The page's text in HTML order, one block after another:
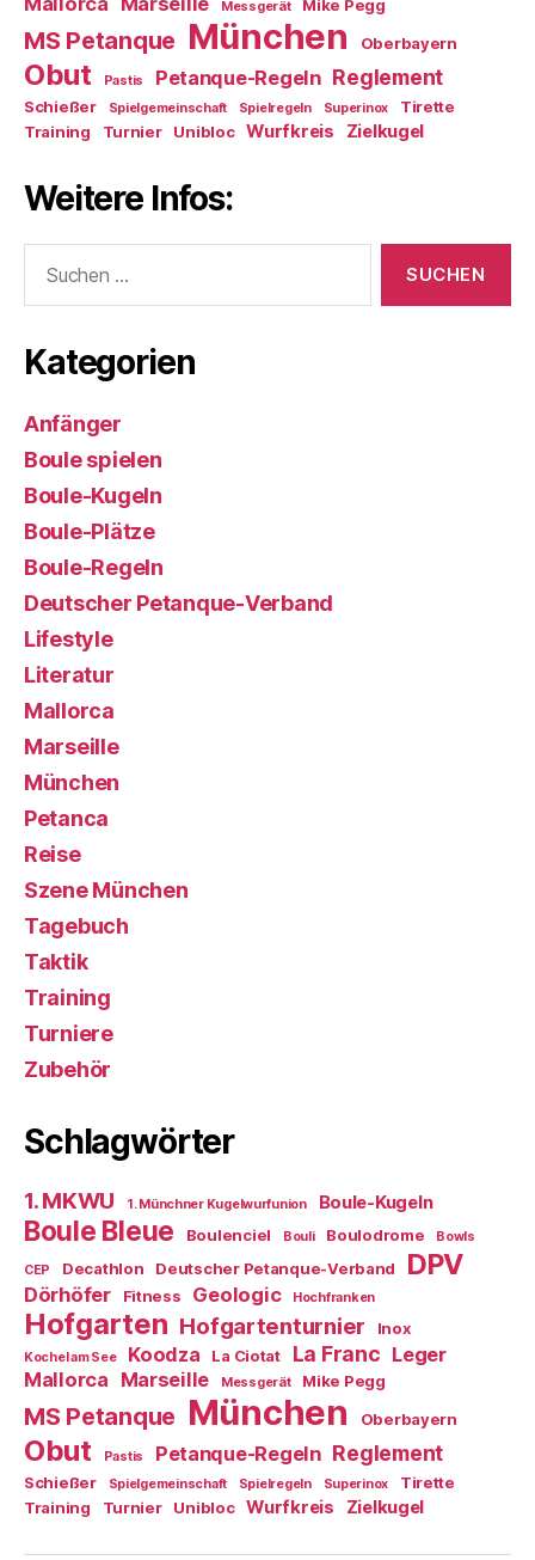
Messgerät Mike Pegg
MS Petanque München Oberbayern
Obut Pastis Petanque-Regeln Reglement
Schießer Spielgemeinschaft Spielregeln Superinox
Tirette
Training
Turnier Unibloc Wurfkreis Zielkugel
Weitere Infos:
nach:
Kategorien
Anfänger
Boule spielen
Boule-Kugeln
Boule-Plätze
Boule-Regeln
Deutscher Petanque-Verband
Lifestyle
Literatur
Mallorca
Marseille
München
Petanca
Reise
Szene München
Tagebuch
Taktik
Training
Turniere
Zubehör
Schlagwörter
1. MKWU 1. Münchner Kugelwurfunion Boule-Kugeln
Boule Bleue Boulenciel Bouli Boulodrome Bowls
CEP Decathlon Deutscher Petanque-Verband DPV
Dörhöfer Fitness Geologic Hochfranken
Hofgarten Hofgartenturnier Inox
Kochel am See Koodza La Ciotat La Franc Leger
Mallorca Marseille Messgerät Mike Pegg
MS Petanque München Oberbayern
Obut Pastis Petanque-Regeln Reglement
Schießer Spielgemeinschaft Spielregeln Superinox
Tirette
Training
Turnier Unibloc Wurfkreis Zielkugel